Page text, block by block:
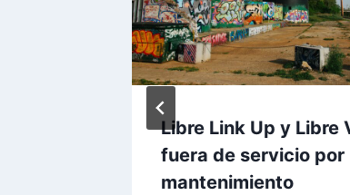
Libre Link Up y Libre
fuera de servicio por
mantenimiento